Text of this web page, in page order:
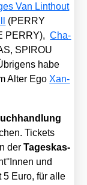
Van Lint­hout
(PERRY
PERRY),Cha­
SPIROU
habe
Alter Ego Xan­
Tickets
der Tages­kas­
und
5 Euro, für alle